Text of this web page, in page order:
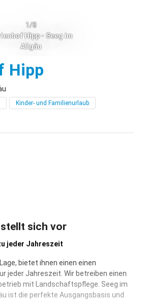
1/8
Hipp - Seeg im
Allgäu
Hipp
Kinder- und Familienurlaub
sich vor
jeder Jahreszeit
bietet ihnen einen einen
jeder Jahreszeit. Wir betreiben einen
mit Landschaftspflege. Seeg im
ist die perfekte Ausgangsbasis und